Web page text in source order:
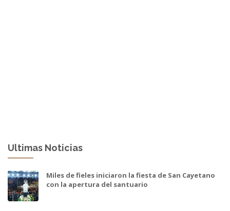
Ultimas Noticias
Miles de fieles iniciaron la fiesta de San Cayetano
con la apertura del santuario